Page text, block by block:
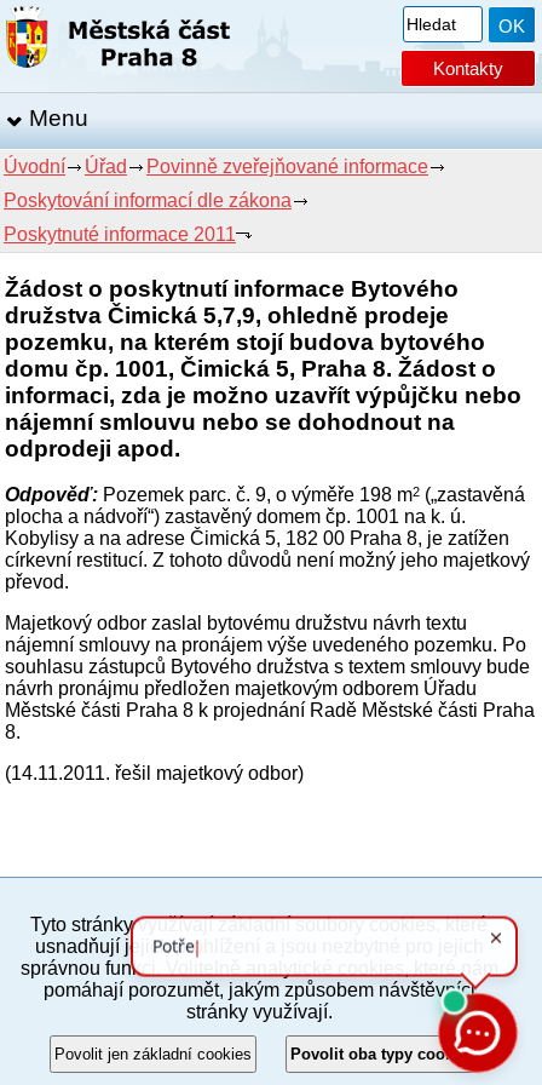
Kontakty
Menu
Úvodní Úřad
Povinně zveřejňované informace
Poskytování informací dle zákona
Poskytnuté informace 2011
Žádost o poskytnutí informace Bytového
družstva Čimická 5,7,9, ohledně prodeje
pozemku, na kterém stojí budova bytového
domu čp. 1001, Čimická 5, Praha 8. Žádost o
informaci, zda je možno uzavřít výpůjčku nebo
nájemní smlouvu nebo se dohodnout na
odprodeji apod.
Odpověď: Pozemek parc. č. 9, o výměře 198 m2 („zastavěná
plocha a nádvoří“) zastavěný domem čp. 1001 na k. ú.
Kobylisy a na adrese Čimická 5, 182 00 Praha 8, je zatížen
církevní restitucí. Z tohoto důvodů není možný jeho majetkový
převod.
Majetkový odbor zaslal bytovému družstvu návrh textu
nájemní smlouvy na pronájem výše uvedeného pozemku. Po
souhlasu zástupců Bytového družstva s textem smlouvy bude
návrh pronájmu předložen majetkovým odborem Úřadu
Městské části Praha 8 k projednání Radě Městské části Praha
8.
(14.11.2011. řešil majetkový odbor)
ENG
Povinné a praktické informace
© 2012–2019 MČ Praha 8
Tyto stránky využívají základní soubory cookies, které
usnadňují jejich prohlížení a jsou nezbytné pro jejich
správnou funkci. Volitelně analytické cookies, které nám
pomáhají porozumět, jakým způsobem návštěvníci
stránky využívají.
Povolit jen základní cookies Povolit oba typy cookies